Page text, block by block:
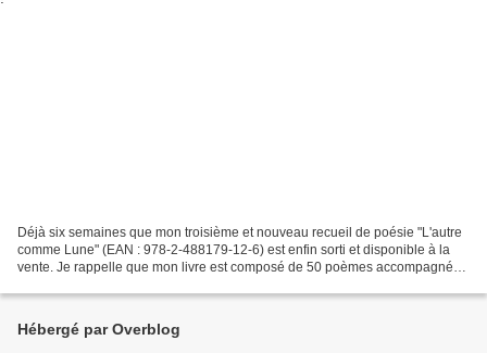
Déjà six semaines que mon troisième et nouveau recueil de poésie "L'autre
comme Lune" (EAN : 978-2-488179-12-6) est enfin sorti et disponible à la
vente. Je rappelle que mon livre est composé de 50 poèmes accompagnés
Hébergé par Overblog